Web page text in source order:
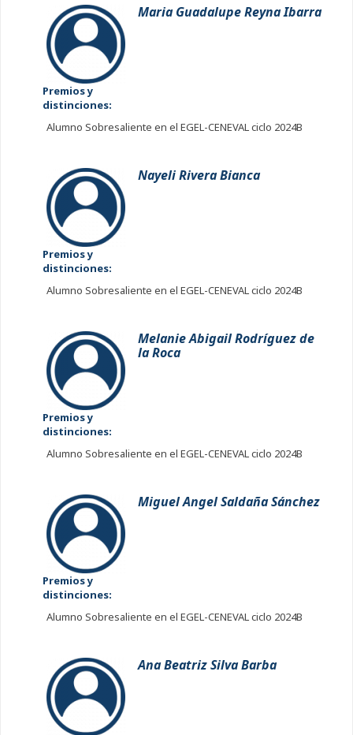
Maria Guadalupe Reyna Ibarra
Premios y
distinciones:
Alumno Sobresaliente en el EGEL-CENEVAL ciclo 2024B
Nayeli Rivera Bianca
Premios y
distinciones:
Alumno Sobresaliente en el EGEL-CENEVAL ciclo 2024B
Melanie Abigail Rodríguez de
la Roca
Premios y
distinciones:
Alumno Sobresaliente en el EGEL-CENEVAL ciclo 2024B
Miguel Angel Saldaña Sánchez
Premios y
distinciones:
Alumno Sobresaliente en el EGEL-CENEVAL ciclo 2024B
Ana Beatriz Silva Barba